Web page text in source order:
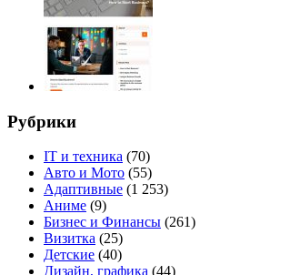
Рубрики
IT и техника (70)
Авто и Мото (55)
Адаптивные (1 253)
Аниме (9)
Бизнес и Финансы (261)
Визитка (25)
Детские (40)
Дизайн, графика (44)